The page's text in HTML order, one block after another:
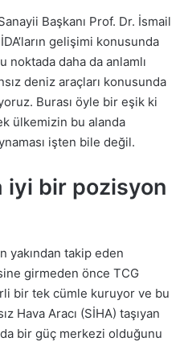
Başkanı Prof. Dr. İsmail
gelişimi konusunda
noktada daha da anlamlı
deniz araçları konusunda
Burası öyle bir eşik ki
ülkemizin bu alanda
işten bile değil.
iyi bir pozisyon
yakından takip eden
girmeden önce TCG
bir tek cümle kuruyor ve bu
Hava Aracı (SİHA) taşıyan
bir güç merkezi olduğunu